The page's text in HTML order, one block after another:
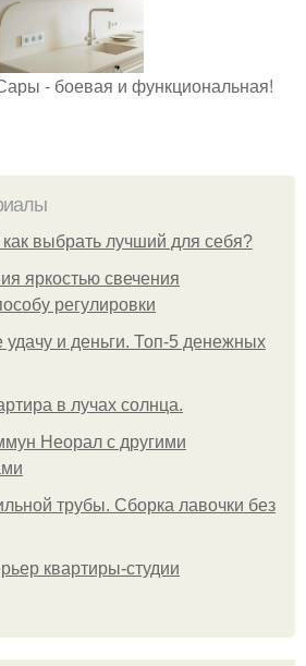
- боевая и функциональная!
выбрать лучший для себя?
яркостью свечения
регулировки
и деньги. Топ-5 денежных
в лучах солнца.
Неорал с другими
трубы. Сборка лавочки без
квартиры-студии